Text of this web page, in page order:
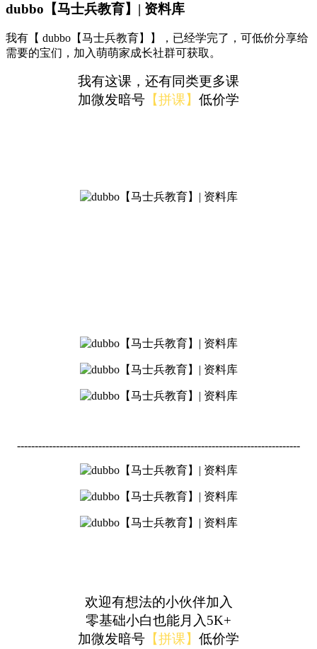
dubbo【马士兵教育】| 资料库
我有【 dubbo【马士兵教育】】，已经学完了，可低价分享给
需要的宝们，加入萌萌家成长社群可获取。
我有这课，还有同类更多课
加微发暗号 【拼课】 低价学
--------------------------------------------------------------------------------
欢迎有想法的小伙伴加入
零基础小白也能月入5K+
加微发暗号 【拼课】 低价学